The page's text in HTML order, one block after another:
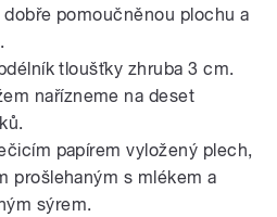
pomoučněnou plochu a
tloušťky zhruba 3 cm.
nařízneme na deset
papírem vyložený plech,
prošlehaným s mlékem a
sýrem.